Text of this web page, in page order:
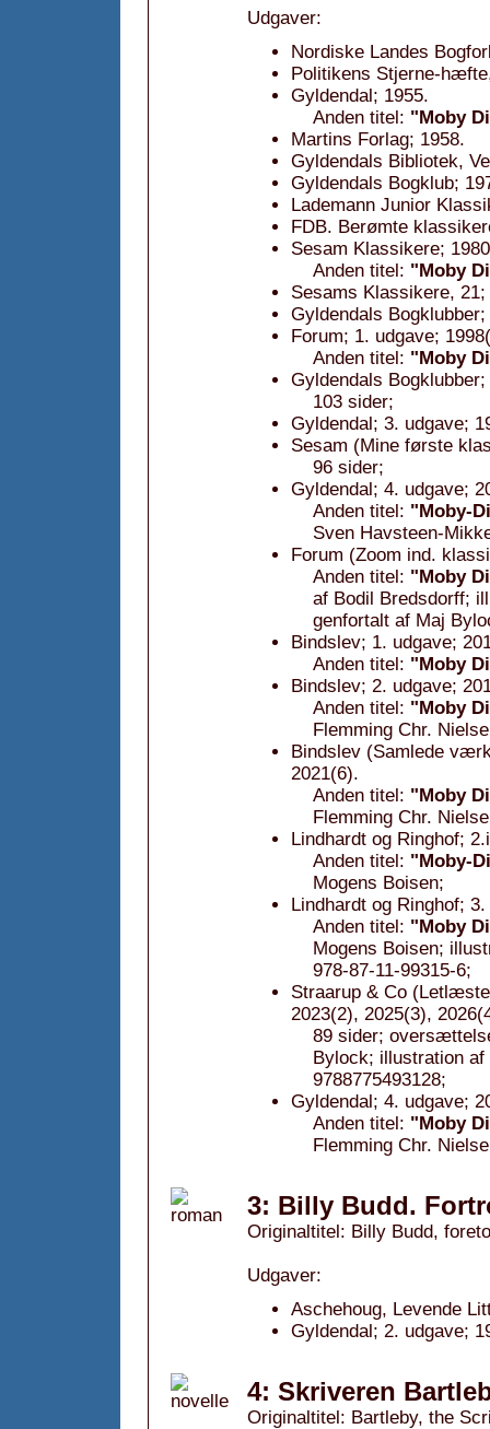
Udgaver:
Nordiske Landes
Politikens Stjerne-
Gyldendal; 1955.
Anden titel: "Moby
Martins Forlag; 1958.
Gyldendals Bibliotek,
Gyldendals Bogklub;
Lademann Junior
FDB. Berømte
Sesam Klassikere;
Anden titel: "Moby
Sesams Klassikere,
Gyldendals
Forum; 1. udgave;
Anden titel: "Moby
Gyldendals
103 sider;
Gyldendal; 3. udgave;
Sesam (Mine første
96 sider;
Gyldendal; 4. udgave;
Anden titel: "Moby-
Sven Havsteen-
Forum (Zoom ind.
Anden titel: "Moby
af Bodil Bredsdorff;
genfortalt af Maj
Bindslev; 1. udgave;
Anden titel: "Moby
Bindslev; 2. udgave;
Anden titel: "Moby
Flemming Chr.
Bindslev (Samlede
2021(6).
Anden titel: "Moby
Flemming Chr.
Lindhardt og Ringhof;
Anden titel: "Moby-
Mogens Boisen;
Lindhardt og Ringhof;
Anden titel: "Moby
Mogens Boisen;
978-87-11-99315-6;
Straarup & Co
2023(2), 2025(3),
89 sider;
Bylock; illustration
9788775493128;
Gyldendal; 4. udgave;
Anden titel: "Moby
Flemming Chr.
3: Billy Budd.
Originaltitel: Billy Budd,
Udgaver:
Aschehoug, Levende
Gyldendal; 2. udgave;
4: Skriveren
Originaltitel: Bartleby, the